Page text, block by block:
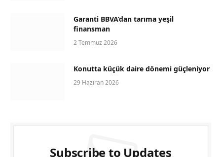
Garanti BBVA’dan tarıma yeşil
finansman
2 Temmuz 2026
Konutta küçük daire dönemi güçleniyor
29 Haziran 2026
Subscribe to Updates